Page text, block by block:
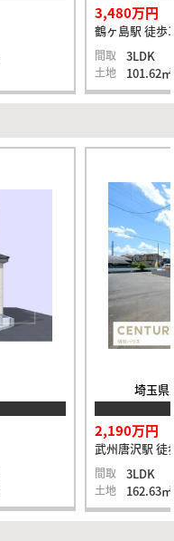
3,480万円
鶴ヶ島駅 徒歩
間取 3LDK
土地 101.62㎡
埼玉県
2,190万円
武州唐沢駅 徒
間取 3LDK
土地 162.63㎡